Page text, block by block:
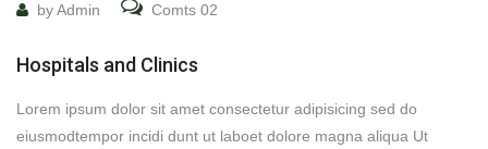
by Admin Comts 02
Hospitals and Clinics
Lorem ipsum dolor sit amet consectetur adipisicing sed do
eiusmodtempor incidi dunt ut laboet dolore magna aliqua Ut